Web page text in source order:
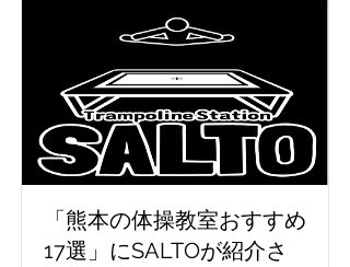
「熊本の体操教室おすすめ
17選」にSALTOが紹介さ